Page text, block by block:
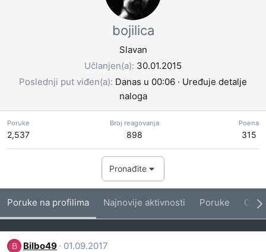
bojilica
Slavan
Učlanjen(a) 30.01.2015
Poslednji put viđen(a) Danas u 00:06 · Uređuje detalje
naloga
Poruke
2,537
Broj reagovanja
898
Poena
315
Pronađite
Poruke na profilima Najnovije aktivnosti Poruke O
B Bilbo49
01.09.2017